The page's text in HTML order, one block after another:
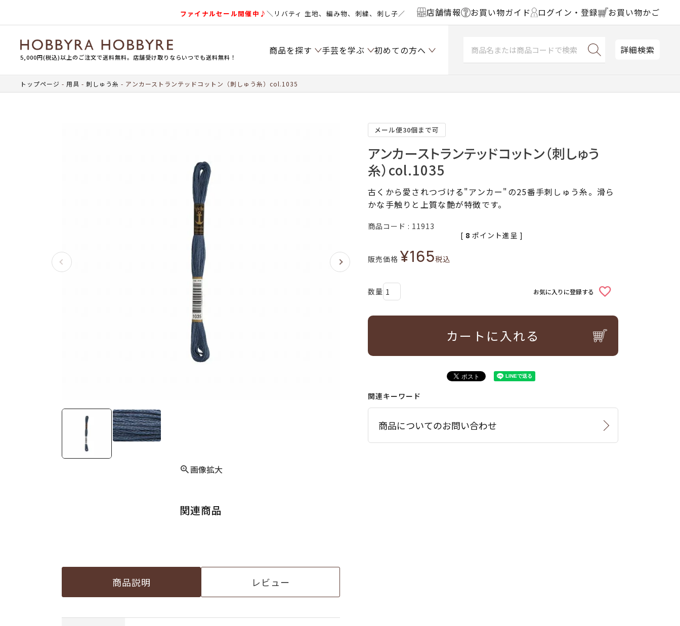
ファイナルセール開催中♪＼リバティ 生地、編み物、刺繍、刺し子／ 店舗情報 お買い物ガイド ログイン・登録 お買い物かご
5,000円(税込)以上のご注文で送料無料。店舗受け取りならいつでも送料無料！
商品を探す 手芸を学ぶ 初めての方へ 詳細検索
トップページ 用具 刺しゅう糸 アンカーストランテッドコットン（刺しゅう糸）col.1035
画像拡大
関連商品
商品説明 レビュー
メール便30個まで可
アンカーストランテッドコットン（刺しゅう
糸）col.1035
古くから愛されつづける"アンカー"の25番手刺しゅう糸。滑ら
かな手触りと上質な艶が特徴です。
商品コード 11913
販売価格 ¥165税込
[ 8 ポイント進呈 ]
お気に入りに登録する
カートに入れる
関連キーワード
商品についてのお問い合わせ